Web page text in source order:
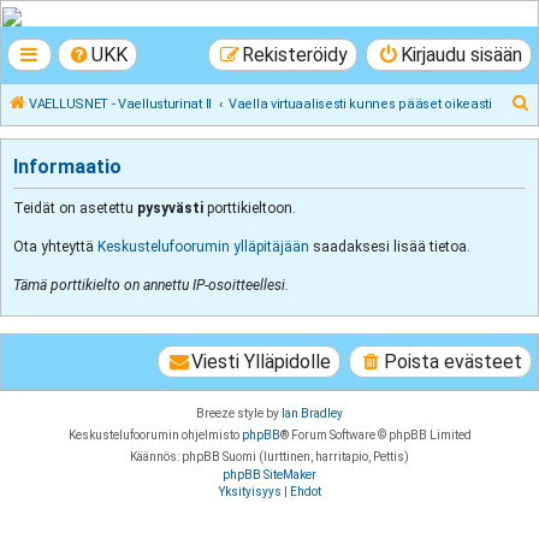
VAELLUSNET -
Vaellusturinat II
Keskustelua vaeltamisesta ja Lapista
UKK Kirjaudu sisään
Rekisteröidy
VAELLUSNET - Vaellusturinat II Vaella virtuaalisesti kunnes pääset oikeasti
t
Informaatio
Teidät on asetettu pysyvästi porttikieltoon.
Ota yhteyttä Keskustelufoorumin ylläpitäjään saadaksesi lisää tietoa.
Tämä porttikielto on annettu IP-osoitteellesi.
Poista evästeet
Viesti Ylläpidolle
Breeze style by Ian Bradley
Keskustelufoorumin ohjelmisto phpBB® Forum Software © phpBB Limited
Käännös: phpBB Suomi (lurttinen, harritapio, Pettis)
phpBB SiteMaker
Yksityisyys
Ehdot